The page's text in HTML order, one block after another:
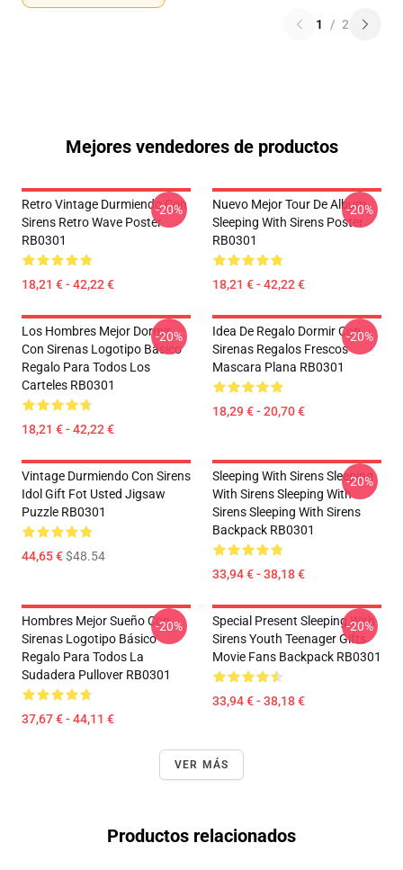
1 / 2
Mejores vendedores de productos
Retro Vintage Durmiendo Con
Sirens Retro Wave Poster
RB0301
18,21 € - 42,22 €
-20%
Nuevo Mejor Tour De Album
Sleeping With Sirens Poster
RB0301
18,21 € - 42,22 €
-20%
Los Hombres Mejor Dormir
Con Sirenas Logotipo Básico
Regalo Para Todos Los
Carteles RB0301
18,21 € - 42,22 €
-20%
Idea De Regalo Dormir Con
Sirenas Regalos Frescos
Mascara Plana RB0301
18,29 € - 20,70 €
-20%
Vintage Durmiendo Con Sirens
Idol Gift Fot Usted Jigsaw
Puzzle RB0301
44,65 €$48.54
Sleeping With Sirens Sleeping
With Sirens Sleeping With
Sirens Sleeping With Sirens
Backpack RB0301
33,94 € - 38,18 €
-20%
Hombres Mejor Sueño Con
Sirenas Logotipo Básico
Regalo Para Todos La
Sudadera Pullover RB0301
37,67 € - 44,11 €
-20%
Special Present Sleeping With
Sirens Youth Teenager Gifts
Movie Fans Backpack RB0301
33,94 € - 38,18 €
-20%
VER MÁS
Productos relacionados